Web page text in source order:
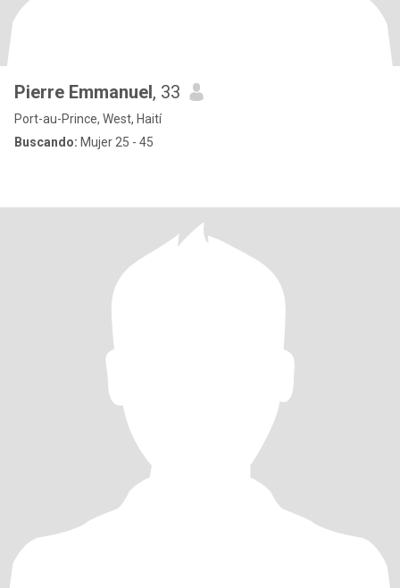
Pierre Emmanuel, 33
Port-au-Prince, West, Haití
Buscando: Mujer 25 - 45